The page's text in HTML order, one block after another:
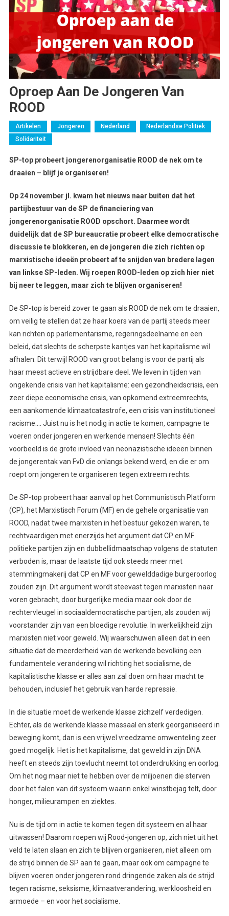
Oproep Aan De Jongeren Van
ROOD
Artikelen Jongeren Nederland
Nederlandse Politiek
Solidariteit
SP-top probeert jongerenorganisatie ROOD de nek om te
draaien – blijf je organiseren!
Op 24 november jl. kwam het nieuws naar buiten dat het
partijbestuur van de SP de financiering van
jongerenorganisatie ROOD opschort. Daarmee wordt
duidelijk dat de SP bureaucratie probeert elke democratische
discussie te blokkeren, en de jongeren die zich richten op
marxistische ideeën probeert af te snijden van bredere lagen
van linkse SP-leden. Wij roepen ROOD-leden op zich hier niet
bij neer te leggen, maar zich te blijven organiseren!
De SP-top is bereid zover te gaan als ROOD de nek om te draaien,
om veilig te stellen dat ze haar koers van de partij steeds meer
kan richten op parlementarisme, regeringsdeelname en een
beleid, dat slechts de scherpste kantjes van het kapitalisme wil
afhalen. Dit terwijl ROOD van groot belang is voor de partij als
haar meest actieve en strijdbare deel. We leven in tijden van
ongekende crisis van het kapitalisme: een gezondheidscrisis, een
zeer diepe economische crisis, van opkomend extreemrechts,
een aankomende klimaatcatastrofe, een crisis van institutioneel
racisme…. Juist nu is het nodig in actie te komen, campagne te
voeren onder jongeren en werkende mensen! Slechts één
voorbeeld is de grote invloed van neonazistische ideeën binnen
de jongerentak van FvD die onlangs bekend werd, en die er om
roept om jongeren te organiseren tegen extreem rechts.
De SP-top probeert haar aanval op het Communistisch Platform
(CP), het Marxistisch Forum (MF) en de gehele organisatie van
ROOD, nadat twee marxisten in het bestuur gekozen waren, te
rechtvaardigen met enerzijds het argument dat CP en MF
politieke partijen zijn en dubbellidmaatschap volgens de statuten
verboden is, maar de laatste tijd ook steeds meer met
stemmingmakerij dat CP en MF voor gewelddadige burgeroorlog
zouden zijn. Dit argument wordt steevast tegen marxisten naar
voren gebracht, door burgerlijke media maar ook door de
rechtervleugel in sociaaldemocratische partijen, als zouden wij
voorstander zijn van een bloedige revolutie. In werkelijkheid zijn
marxisten niet voor geweld. Wij waarschuwen alleen dat in een
situatie dat de meerderheid van de werkende bevolking een
fundamentele verandering wil richting het socialisme, de
kapitalistische klasse er alles aan zal doen om haar macht te
behouden, inclusief het gebruik van harde repressie.
In die situatie moet de werkende klasse zichzelf verdedigen.
Echter, als de werkende klasse massaal en sterk georganiseerd in
beweging komt, dan is een vrijwel vreedzame omwenteling zeer
goed mogelijk. Het is het kapitalisme, dat geweld in zijn DNA
heeft en steeds zijn toevlucht neemt tot onderdrukking en oorlog.
Om het nog maar niet te hebben over de miljoenen die sterven
door het falen van dit systeem waarin enkel winstbejag telt, door
honger, milieurampen en ziektes.
Nu is de tijd om in actie te komen tegen dit systeem en al haar
uitwassen! Daarom roepen wij Rood-jongeren op, zich niet uit het
veld te laten slaan en zich te blijven organiseren, niet alleen om
de strijd binnen de SP aan te gaan, maar ook om campagne te
blijven voeren onder jongeren rond dringende zaken als de strijd
tegen racisme, seksisme, klimaatverandering, werkloosheid en
armoede – en voor het socialisme.